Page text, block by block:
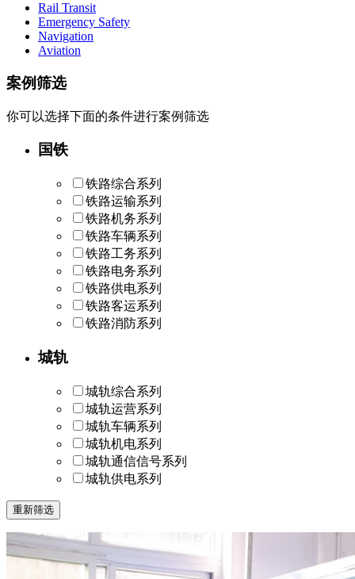
Rail Transit
Emergency Safety
Navigation
Aviation
案例筛选
你可以选择下面的条件进行案例筛选
国铁
铁路综合系列
铁路运输系列
铁路机务系列
铁路车辆系列
铁路工务系列
铁路电务系列
铁路供电系列
铁路客运系列
铁路消防系列
城轨
城轨综合系列
城轨运营系列
城轨车辆系列
城轨机电系列
城轨通信信号系列
城轨供电系列
重新筛选